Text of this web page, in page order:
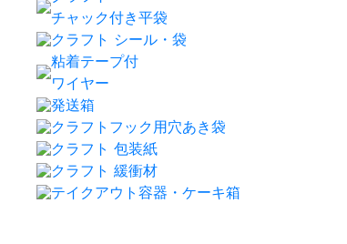
チャック付き平袋
クラフト シール・袋
粘着テープ付
ワイヤー
発送箱
クラフトフック用穴あき袋
クラフト 包装紙
クラフト 緩衝材
テイクアウト容器・ケーキ箱